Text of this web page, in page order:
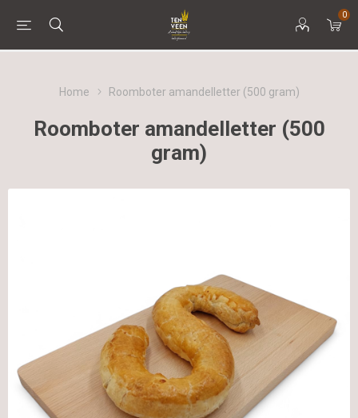
0
Home Roomboter amandelletter (500 gram)
Roomboter amandelletter (500
gram)